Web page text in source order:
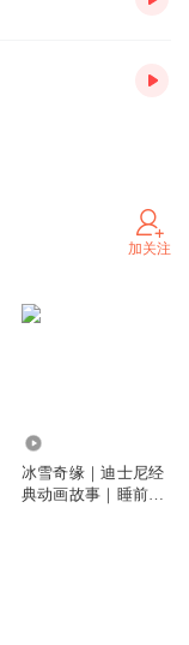
加关注
冰雪奇缘｜迪士尼经
典动画故事｜睡前故